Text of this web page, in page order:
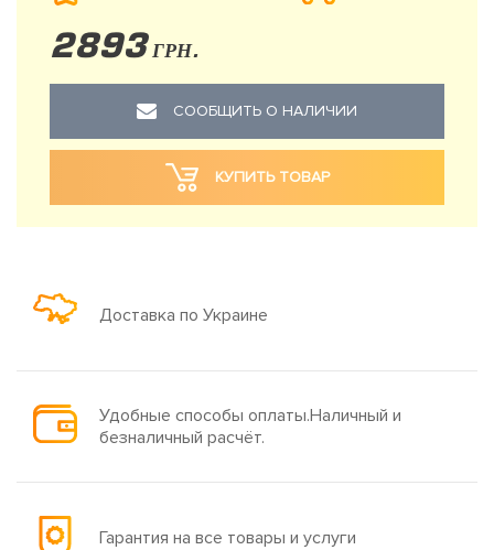
2893 ГРН.
СООБЩИТЬ О НАЛИЧИИ
КУПИТЬ ТОВАР
Доставка по Украине
Удобные способы оплаты.Наличный и
безналичный расчёт.
Гарантия на все товары и услуги